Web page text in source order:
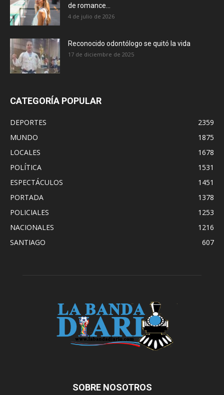
de romance...
4 de julio de 2026
Reconocido odontólogo se quitó la vida
17 de diciembre de 2025
CATEGORÍA POPULAR
DEPORTES
2359
MUNDO
1875
LOCALES
1678
POLÍTICA
1531
ESPECTÁCULOS
1451
PORTADA
1378
POLICIALES
1253
NACIONALES
1216
SANTIAGO
607
SOBRE NOSOTROS